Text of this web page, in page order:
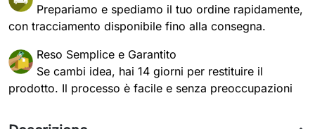
Prepariamo e spediamo il tuo ordine rapidamente,
con tracciamento disponibile fino alla consegna.
Reso Semplice e Garantito
Se cambi idea, hai 14 giorni per restituire il
prodotto. Il processo è facile e senza preoccupazioni